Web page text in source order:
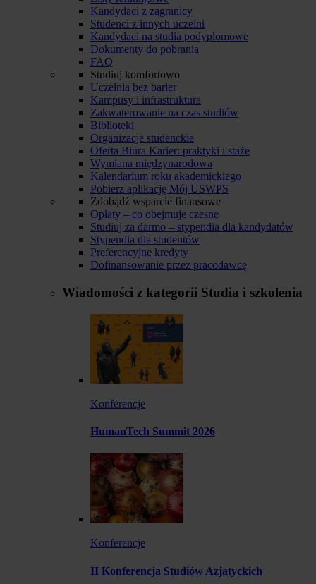
Kandydaci z zagranicy
Studenci z innych uczelni
Kandydaci na studia podyplomowe
Dokumenty do pobrania
FAQ
Studiuj komfortowo
Uczelnia bez barier
Kampusy i infrastruktura
Zakwaterowanie na czas studiów
Biblioteki
Organizacje studenckie
Oferta Biura Karier: praktyki i staże
Wymiana międzynarodowa
Kalendarium roku akademickiego
Pobierz aplikację Mój USWPS
Zdobądź wsparcie finansowe
Opłaty – co obejmuje czesne
Studiuj za darmo – stypendia dla kandydatów
Stypendia dla studentów
Preferencyjne kredyty
Dofinansowanie przez pracodawcę
Wiadomości z kategorii Studia i szkolenia
Konferencje
HumanTech Summit 2026
Konferencje
II Konferencja Studiów Azjatyckich